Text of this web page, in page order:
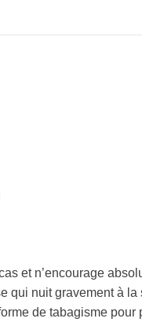
et n’encourage
qui nuit gravement à
de tabagisme